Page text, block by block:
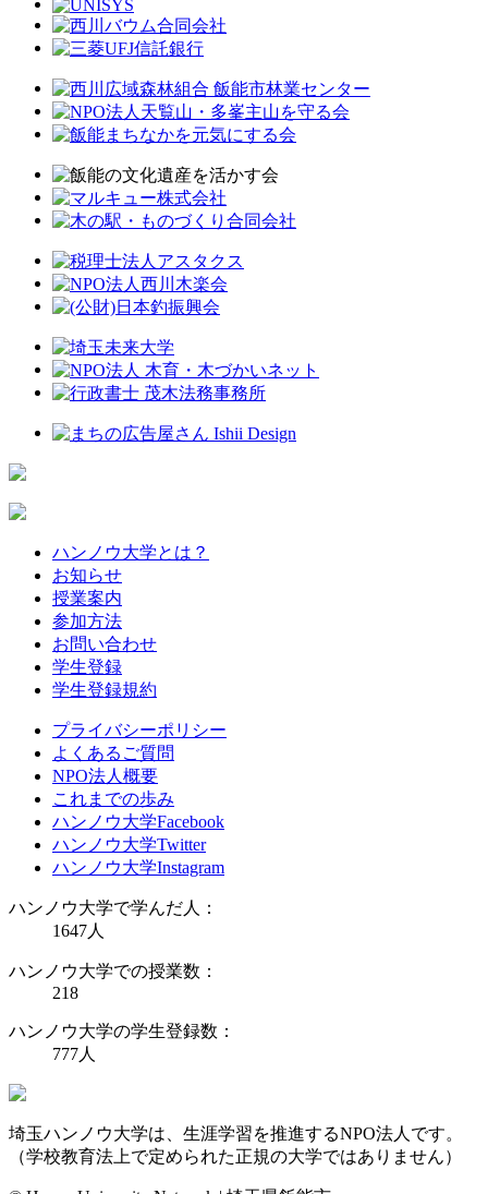
ハンノウ大学とは？
お知らせ
授業案内
参加方法
お問い合わせ
学生登録
学生登録規約
プライバシーポリシー
よくあるご質問
NPO法人概要
これまでの歩み
ハンノウ大学Facebook
ハンノウ大学Twitter
ハンノウ大学Instagram
ハンノウ大学で学んだ人：
1647人
ハンノウ大学での授業数：
218
ハンノウ大学の学生登録数：
777人
埼玉ハンノウ大学は、生涯学習を推進するNPO法人です。
（学校教育法上で定められた正規の大学ではありません）